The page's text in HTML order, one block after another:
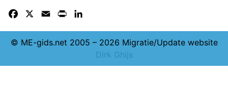
Facebook Email Print
© ME-gids.net 2005 – 2026 Migratie/Update website
Dirk Ghijs